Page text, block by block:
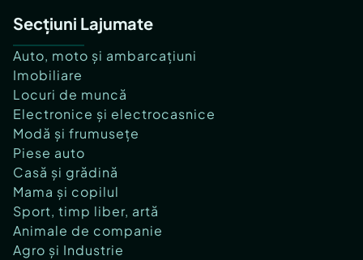
Secțiuni Lajumate
Auto, moto și ambarcațiuni
Imobiliare
Locuri de muncă
Electronice și electrocasnice
Modă și frumusețe
Piese auto
Casă și grădină
Mama și copilul
Sport, timp liber, artă
Animale de companie
Agro și Industrie